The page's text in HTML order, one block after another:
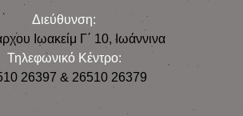
Διεύθυνση:
Ιωακείμ Γ΄ 10, Iωάννινα
Τηλεφωνικό Κέντρο:
26397 & 26510 26379